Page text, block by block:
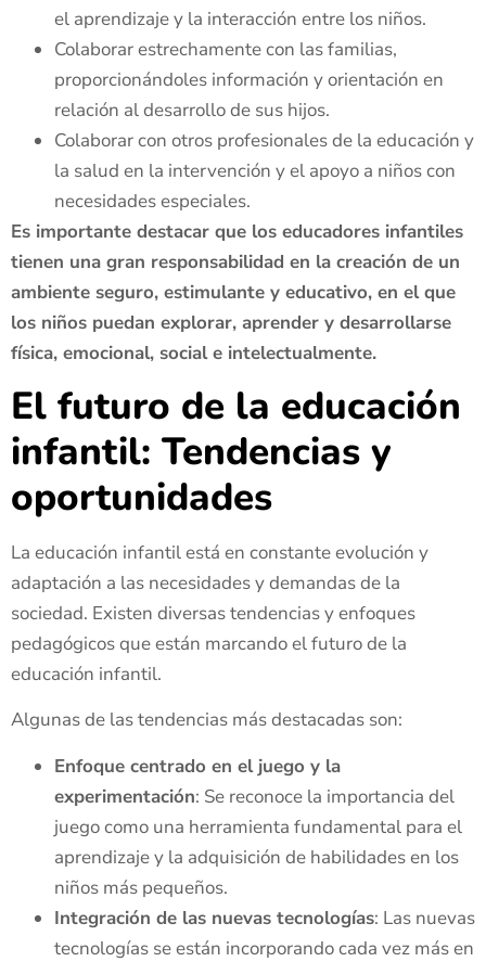
el aprendizaje y la interacción entre los niños.
Colaborar estrechamente con las familias,
proporcionándoles información y orientación en
relación al desarrollo de sus hijos.
Colaborar con otros profesionales de la educación y
la salud en la intervención y el apoyo a niños con
necesidades especiales.
Es importante destacar que los educadores infantiles
tienen una gran responsabilidad en la creación de un
ambiente seguro, estimulante y educativo, en el que
los niños puedan explorar, aprender y desarrollarse
física, emocional, social e intelectualmente.
El futuro de la educación
infantil: Tendencias y
oportunidades
La educación infantil está en constante evolución y
adaptación a las necesidades y demandas de la
sociedad. Existen diversas tendencias y enfoques
pedagógicos que están marcando el futuro de la
educación infantil.
Algunas de las tendencias más destacadas son:
Enfoque centrado en el juego y la
experimentación: Se reconoce la importancia del
juego como una herramienta fundamental para el
aprendizaje y la adquisición de habilidades en los
niños más pequeños.
Integración de las nuevas tecnologías: Las nuevas
tecnologías se están incorporando cada vez más en